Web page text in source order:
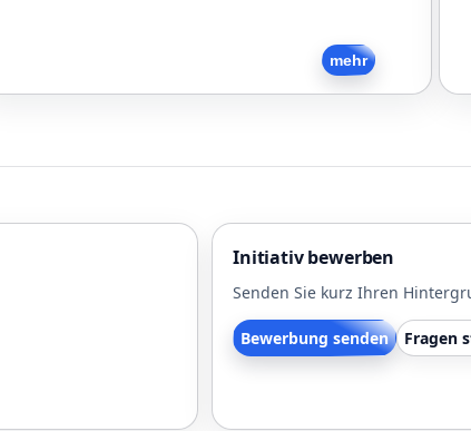
mehr
Initiativ bewerben
Senden Sie kurz Ihren
Bewerbung senden Fragen